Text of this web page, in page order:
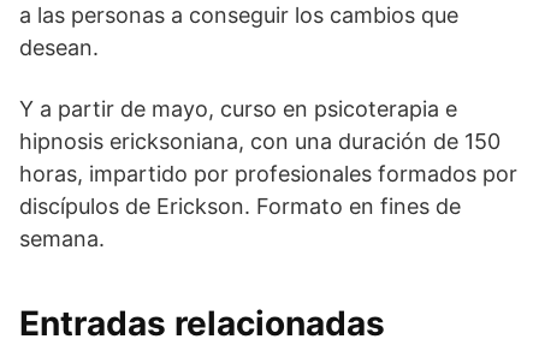
a las personas a conseguir los cambios que
desean.
Y a partir de mayo, curso en psicoterapia e
hipnosis ericksoniana, con una duración de 150
horas, impartido por profesionales formados por
discípulos de Erickson. Formato en fines de
semana.
Entradas relacionadas